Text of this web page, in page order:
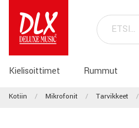
Kielisoittimet Rummut
Kotiin Mikrofonit Tarvikkeet